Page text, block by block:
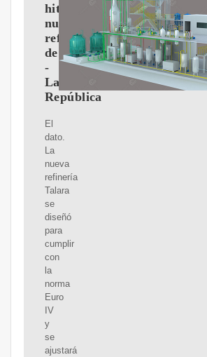
hito:
nueva
refinería
de
-
La
República
El
dato.
La
nueva
refinería
Talara
se
diseñó
para
cumplir
con
la
norma
Euro
IV
y
se
ajustará